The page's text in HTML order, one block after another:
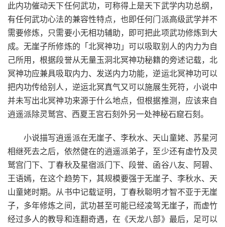
此内功催动天下任何武功，可称得上是天下武学内功总纲，
有任何武功心法的兼容性特点，也即任何门派高级武学并不
需要修炼，只需要小无相功辅助，即可把此项武功修炼到大
成。无崖子所修炼的「北冥神功」可以吸取别人的内力为自
己所用，根据段誉从无量玉洞北冥神功秘籍的旁述记载，北
冥神功应兼具吸取内力、发送内力功能，逆运北冥神功可以
把内功传给别人，逆运北冥真气又可以施展生死符，小说中
并未写出北冥神功来源于什么地点，但根据推测，应该来自
逍遥派除灵鹫宫、西夏王宫石刻外另一处神秘石窟石刻。
小说描写逍遥派在无崖子、李秋水、天山童姥、苏星河
相继死去之后，依然健在的逍遥派弟子，至少还有虚竹及灵
鹫宫门下、丁春秋及星宿派门下、段誉、函谷八友、阿碧、
王语嫣，在这个趋势下，其规模要强于无崖子、李秋水、天
山童姥时期。从书中记载证明，丁春秋聪明才智不亚于无崖
子，多年修炼之间，武功甚至可能已经凌驾无崖子，而虚竹
经过多人的教导和连翻奇遇，在《天龙八部》最后，足可以